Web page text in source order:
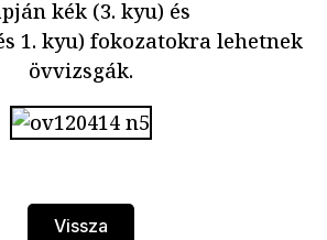
kék (3. kyu) és
1. kyu) fokozatokra lehetnek
övvizsgák.
Vissza